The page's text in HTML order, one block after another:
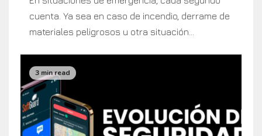
cuenta. Ya sea en caso de incendio, derrame de
materiales peligrosos u otra situación...
3 min read